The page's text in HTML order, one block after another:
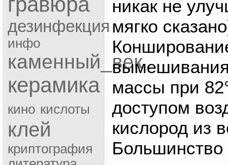
дезинфекция
инфо
каменный_век
керамика
кино кислоты
клей
криптография
никак не
мягко
массы при
доступом
кислород из
Большинство